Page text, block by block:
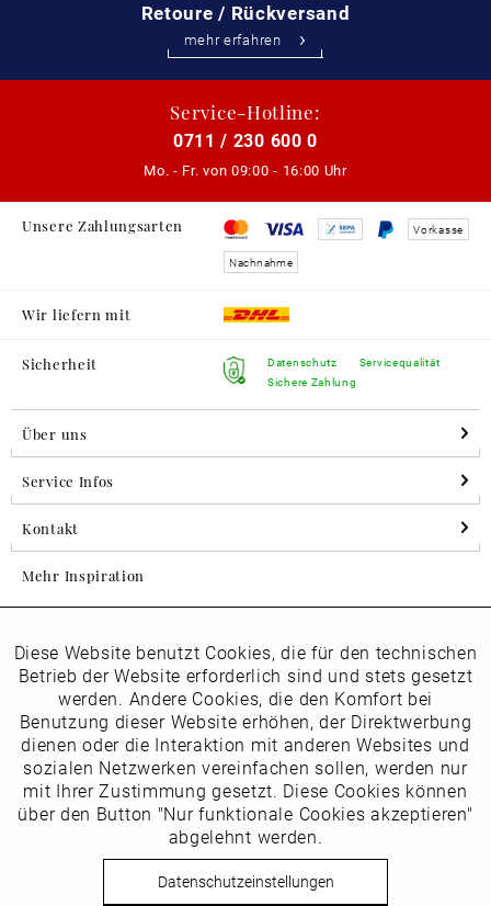
Retoure / Rückversand
mehr erfahren
Service-Hotline:
0711 / 230 600 0
Mo. - Fr. von 09:00 - 16:00 Uhr
Unsere Zahlungsarten Vorkasse
Nachnahme
Wir liefern mit
Sicherheit
Datenschutz
Sichere Zahlung
Servicequalität
Über uns
Service Infos
Kontakt
Mehr Inspiration
Folgen Sie uns auf Instagram
horsch_schuhe
Newsletter
Datenschutzbestimmungenhabe ich zur Kenntnis
vom Newsletter abmelden.
Funktionale Aktiv
Marketing Inaktiv
Tracking Inaktiv
Inaktiv
Diese Website benutzt Cookies, die für den technischen
Betrieb der Website erforderlich sind und stets gesetzt
werden. Andere Cookies, die den Komfort bei
Benutzung dieser Website erhöhen, der Direktwerbung
dienen oder die Interaktion mit anderen Websites und
sozialen Netzwerken vereinfachen sollen, werden nur
mit Ihrer Zustimmung gesetzt. Diese Cookies können
über den Button "Nur funktionale Cookies akzeptieren"
abgelehnt werden.
Datenschutzeinstellungen